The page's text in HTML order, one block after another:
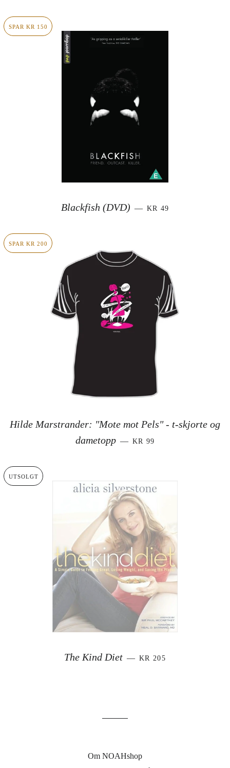
SPAR KR 150
Blackfish (DVD) — SALGSPRIS
KR 49
SPAR KR 200
Hilde Marstrander: "Mote mot Pels" - t-skjorte og
dametopp — SALGSPRIS
KR 99
UTSOLGT
The Kind Diet — SALGSPRIS
KR 205
Om NOAHshop